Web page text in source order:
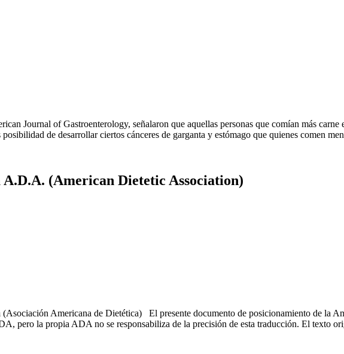
Journal of Gastroenterology, señalaron que aquellas personas que comían más
de desarrollar ciertos cánceres de garganta y estómago que quienes comen
(American Dietetic Association)
Americana de Dietética) El presente documento de posicionamiento de la
pero la propia ADA no se responsabiliza de la precisión de esta traducción. El texto